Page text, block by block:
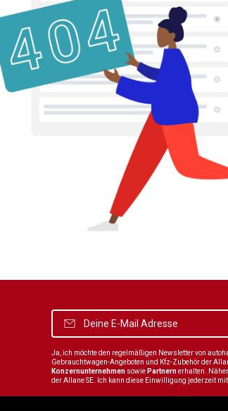
Ja, ich möchte den regelmäßigen Newsletter von
Gebrauchtwagen-Angeboten und Kfz-Zubehör der
Konzernunternehmen sowie Partnernerhalten.
der Allane SE. Ich kann diese Einwilligung jederzeit